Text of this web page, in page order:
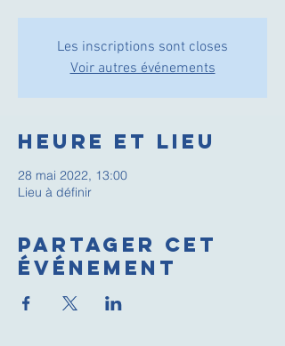
Les inscriptions sont closes
Voir autres événements
Heure et lieu
28 mai 2022, 13:00
Lieu à définir
Partager cet
événement